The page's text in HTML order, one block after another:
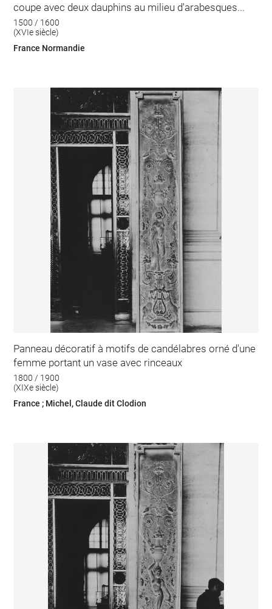
coupe avec deux dauphins au milieu d'arabesques...
1500 / 1600
(XVIe siècle)
France Normandie
Panneau décoratif à motifs de candélabres orné d'une
femme portant un vase avec rinceaux
1800 / 1900
(XIXe siècle)
France ; Michel, Claude dit Clodion